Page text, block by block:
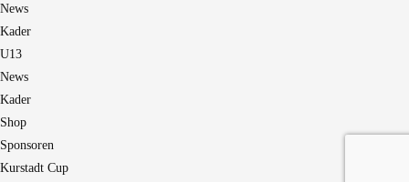
News
Kader
U13
News
Kader
Shop
Sponsoren
Kurstadt Cup